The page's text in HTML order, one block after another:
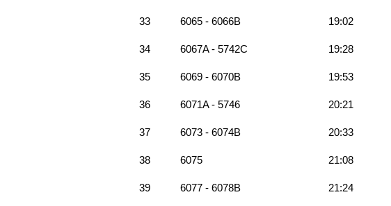
33 6065 - 6066B 19:02
34 6067A - 5742C 19:28
35 6069 - 6070B 19:53
36 6071A - 5746 20:21
37 6073 - 6074B 20:33
38 6075 21:08
39 6077 - 6078B 21:24